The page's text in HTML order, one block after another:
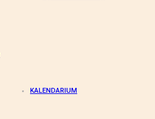
KALENDARIUM